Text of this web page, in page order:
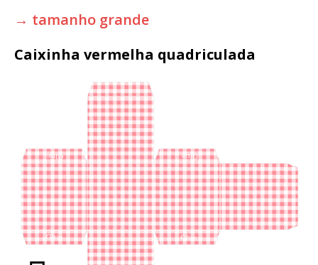
→ tamanho grande
Caixinha vermelha quadriculada